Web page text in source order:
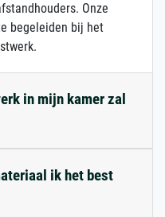
Onze
begeleiden bij het
in mijn kamer zal
ik het best